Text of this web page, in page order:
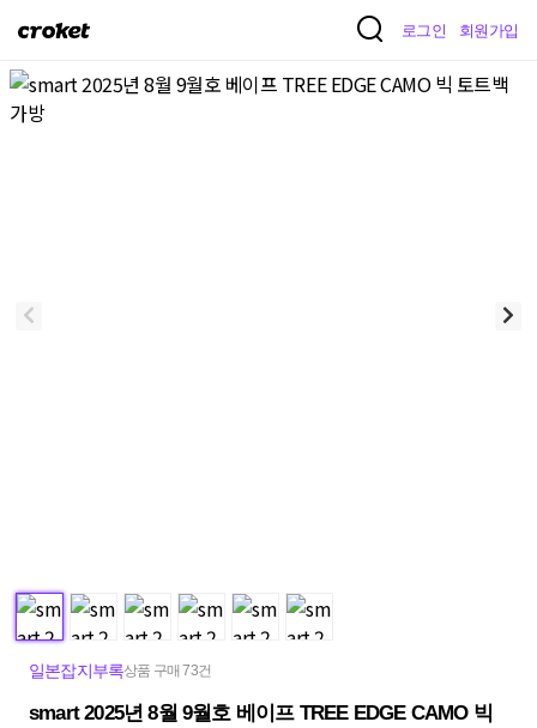
크
켓
로그인 회원가입
일본잡지부록상품 구매 73건
smart 2025년 8월 9월호 베이프 TREE EDGE CAMO 빅